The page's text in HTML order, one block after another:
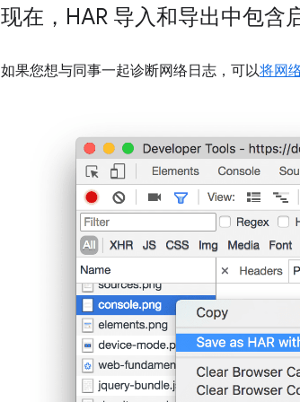
现在，HAR 导入和导出中包含
如果您想与同事一起诊断网络日志，可以将网